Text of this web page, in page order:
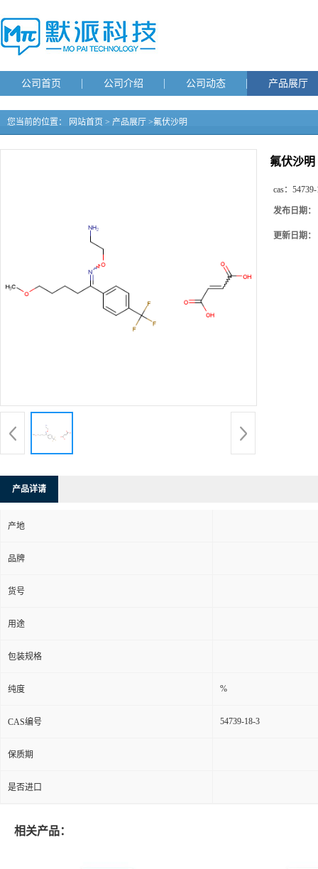
公司首页 公司介绍 公司动态 产品展厅
您当前的位置： 网站首页 > 产品展厅 >氟伏沙明
氟伏沙明
cas：
发布日期：
更新日期：
产品详请
产地
品牌
货号
用途
包装规格
纯度 %
CAS编号 54739-18-3
保质期
是否进口
相关产品：